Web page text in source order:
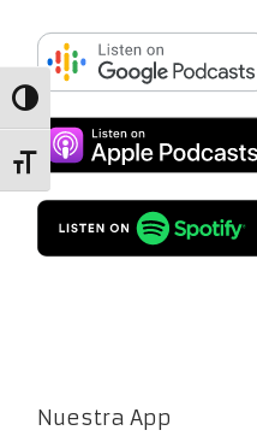
Alternar alto contraste
Alternar tamaño de letra
Nuestra App